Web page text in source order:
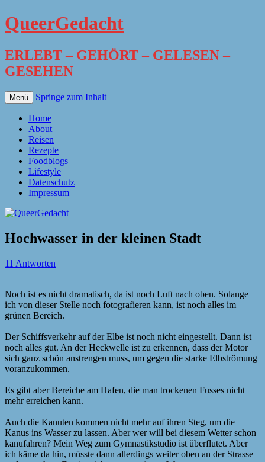
QueerGedacht
ERLEBT – GEHÖRT – GELESEN –
GESEHEN
Menü Springe zum Inhalt
Home
About
Reisen
Rezepte
Foodblogs
Lifestyle
Datenschutz
Impressum
Hochwasser in der kleinen Stadt
11 Antworten
Noch ist es nicht dramatisch, da ist noch Luft nach oben. Solange
ich von dieser Stelle noch fotografieren kann, ist noch alles im
grünen Bereich.
Der Schiffsverkehr auf der Elbe ist noch nicht eingestellt. Dann ist
noch alles gut. An der Heckwelle ist zu erkennen, dass der Motor
sich ganz schön anstrengen muss, um gegen die starke Elbströmung
voranzukommen.
Es gibt aber Bereiche am Hafen, die man trockenen Fusses nicht
mehr erreichen kann.
Auch die Kanuten kommen nicht mehr auf ihren Steg, um die
Kanus ins Wasser zu lassen. Aber wer will bei diesem Wetter schon
kanufahren? Mein Weg zum Gymnastikstudio ist überflutet. Aber
ich käme da hin, müsste dann allerdings weiter oben an der Strasse